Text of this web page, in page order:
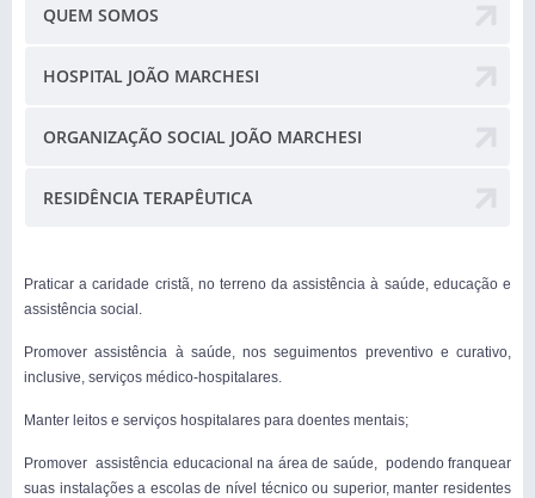
QUEM SOMOS
HOSPITAL JOÃO MARCHESI
ORGANIZAÇÃO SOCIAL JOÃO MARCHESI
RESIDÊNCIA TERAPÊUTICA
Praticar a caridade cristã, no terreno da assistência à saúde, educação e
assistência social.
Promover assistência à saúde, nos seguimentos preventivo e curativo,
inclusive, serviços médico-hospitalares.
Manter leitos e serviços hospitalares para doentes mentais;
Promover assistência educacional na área de saúde, podendo franquear
suas instalações a escolas de nível técnico ou superior, manter residentes